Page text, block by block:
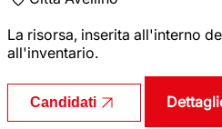
La risorsa, inserita all'interno
all'inventario.
Candidati